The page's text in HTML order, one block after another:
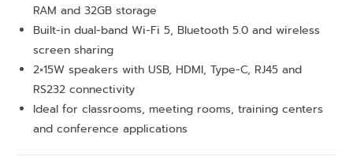
RAM and 32GB storage
Built-in dual-band Wi-Fi 5, Bluetooth 5.0 and wireless
screen sharing
2×15W speakers with USB, HDMI, Type-C, RJ45 and
RS232 connectivity
Ideal for classrooms, meeting rooms, training centers
and conference applications